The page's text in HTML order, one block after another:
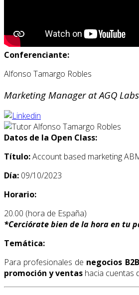
Conferenciante:
Alfonso Tamargo Robles
Marketing Manager at AGQ Labs
Datos de la Open Class:
Título:Account based marketing
Día: 09/10/2023
Horario:
20.00 (hora de España)
*Cerciórate bien de la hora en tu
Temática:
Para profesionales de negocios B2B
promoción y ventas hacia cuentas